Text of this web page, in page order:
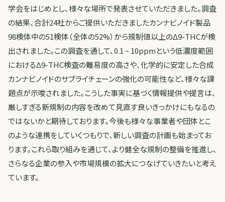
学会をはじめとし、様々な場所で発表させていただきました。調査
の結果、合計24社からご提供いただきましたカンナビノイド製品
98検体中の51検体（全体の52%）から規制値以上のΔ9-THCが検
出されました。この調査を通して、0.1 ~ 10ppmという低濃度範囲
におけるΔ9-THC検査の難易度の高さや、化学的に安定した合成
カンナビノイドのサプライチェーンの強化の可能性など、様々な課
題点が示唆されました。こうした事実に基づく情報提供や提言は、
厳しすぎる新規制の内容を改めて見直す良いきっかけにもなるの
ではないかと期待しております。今後も様々な事業者や団体とこ
のような連携をしていくつもりで、新しい調査の計画も始まってお
ります。これら取り組みを通じて、より健全な規制の整備を推進し、
さらなる企業の参入や市場規模の拡大につなげていきたいと考え
ています。